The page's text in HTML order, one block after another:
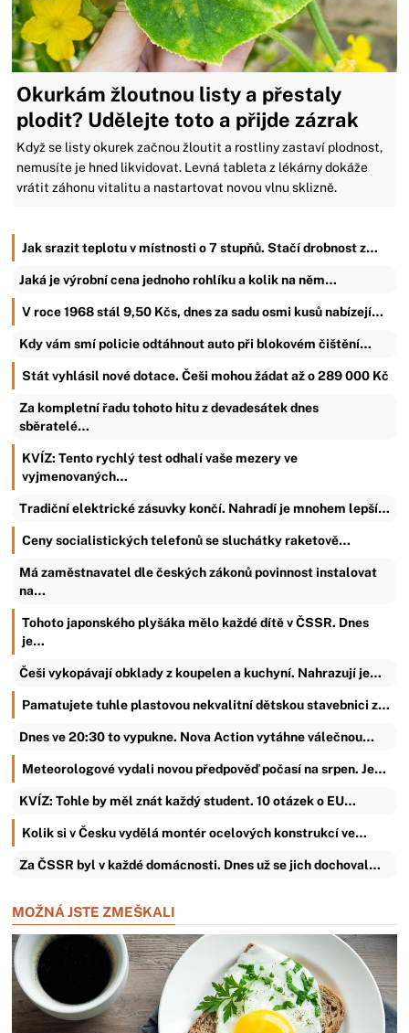
Okurkám žloutnou listy a přestaly
plodit? Udělejte toto a přijde zázrak
Když se listy okurek začnou žloutit a rostliny zastaví plodnost,
nemusíte je hned likvidovat. Levná tableta z lékárny dokáže
vrátit záhonu vitalitu a nastartovat novou vlnu sklizně.
Jak srazit teplotu v místnosti o 7 stupňů. Stačí drobnost z…
Jaká je výrobní cena jednoho rohlíku a kolik na něm…
V roce 1968 stál 9,50 Kčs, dnes za sadu osmi kusů nabízejí…
Kdy vám smí policie odtáhnout auto při blokovém čištění…
Stát vyhlásil nové dotace. Češi mohou žádat až o 289 000 Kč
Za kompletní řadu tohoto hitu z devadesátek dnes
sběratelé…
KVÍZ: Tento rychlý test odhalí vaše mezery ve
vyjmenovaných…
Tradiční elektrické zásuvky končí. Nahradí je mnohem lepší…
Ceny socialistických telefonů se sluchátky raketově…
Má zaměstnavatel dle českých zákonů povinnost instalovat
na…
Tohoto japonského plyšáka mělo každé dítě v ČSSR. Dnes
je…
Češi vykopávají obklady z koupelen a kuchyní. Nahrazují je…
Pamatujete tuhle plastovou nekvalitní dětskou stavebnici z…
Dnes ve 20:30 to vypukne. Nova Action vytáhne válečnou…
Meteorologové vydali novou předpověď počasí na srpen. Je…
KVÍZ: Tohle by měl znát každý student. 10 otázek o EU…
Kolik si v Česku vydělá montér ocelových konstrukcí ve…
Za ČSSR byl v každé domácnosti. Dnes už se jich dochoval…
MOŽNÁ JSTE ZMEŠKALI